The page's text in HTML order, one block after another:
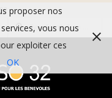
proposer nos
vous nous
exploiter ces
OK